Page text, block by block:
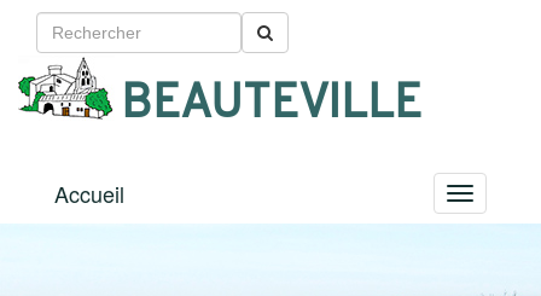
BEAUTEVILLE
Menu
Accueil